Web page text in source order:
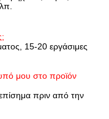
15-20 εργάσιμες
μου στο προϊόν
πριν από την